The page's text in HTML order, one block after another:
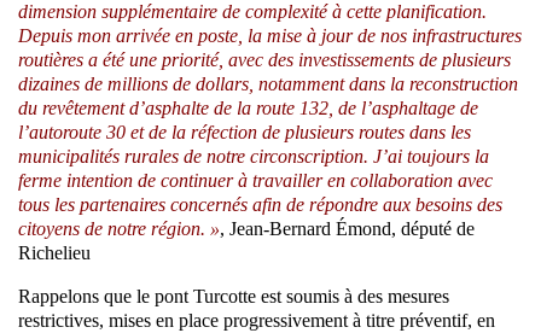
dimension supplémentaire de complexité à cette planification.
Depuis mon arrivée en poste, la mise à jour de nos infrastructures
routières a été une priorité, avec des investissements de plusieurs
dizaines de millions de dollars, notamment dans la reconstruction
du revêtement d’asphalte de la route 132, de l’asphaltage de
l’autoroute 30 et de la réfection de plusieurs routes dans les
municipalités rurales de notre circonscription. J’ai toujours la
ferme intention de continuer à travailler en collaboration avec
tous les partenaires concernés afin de répondre aux besoins des
citoyens de notre région. », Jean-Bernard Émond, député de
Richelieu
Rappelons que le pont Turcotte est soumis à des mesures
restrictives, mises en place progressivement à titre préventif, en